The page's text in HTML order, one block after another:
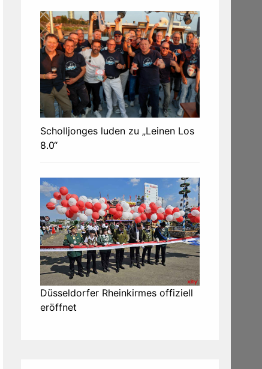
Scholljonges luden zu „Leinen Los
8.0“
Düsseldorfer Rheinkirmes offiziell
eröffnet